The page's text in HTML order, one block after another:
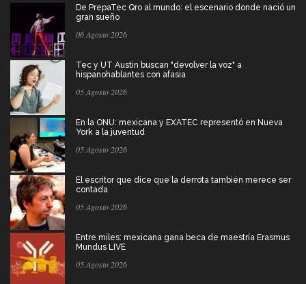
De PrepaTec Qro al mundo: el escenario donde nació un
gran sueño
06 Agosto 2026
Tec y UT Austin buscan "devolver la voz" a
hispanohablantes con afasia
05 Agosto 2026
En la ONU: mexicana y EXATEC representó en Nueva
York a la juventud
05 Agosto 2026
El escritor que dice que la derrota también merece ser
contada
05 Agosto 2026
Entre miles: mexicana gana beca de maestría Erasmus
Mundus LIVE
05 Agosto 2026